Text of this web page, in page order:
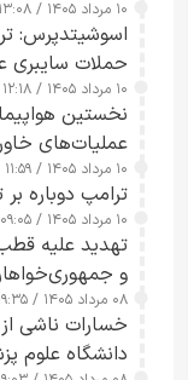
۱۰ مرداد ۱۴۰۵ / ۱۳:۰۸
اسوشیتدپرس:
حملات سایبری
ارائه نکرد
۱۰ مرداد ۱۴۰۵ / ۱۲:۱۸
نخستین
عملیات‌های
شدند
۱۰ مرداد ۱۴۰۵ / ۱۱:۵۹
ترامپ دوباره
۱۰ مرداد ۱۴۰۵ / ۰۹:۰۵
تهدید علیه
و
۰۸ مرداد ۱۴۰۵ / ۱۹:۳۵
خسارات ناشی
دانشگاه علوم